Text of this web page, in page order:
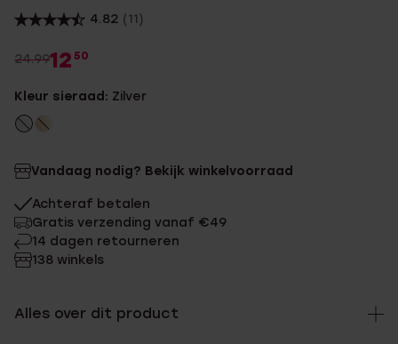
4.82 (11)
24.9912 50
Kleur sieraad: Zilver
Vandaag nodig? Bekijk winkelvoorraad
Achteraf betalen
Gratis verzending vanaf €49
14 dagen retourneren
138 winkels
Alles over dit product